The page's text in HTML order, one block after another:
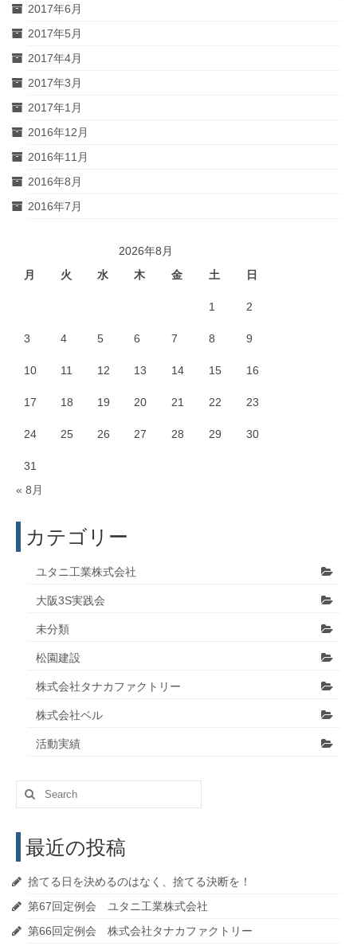
2017年6月
2017年5月
2017年4月
2017年3月
2017年1月
2016年12月
2016年11月
2016年8月
2016年7月
2026年8月
月
火 水 木 金 土 日
1 2
3 4 5 6 7 8 9
10 11 12 13 14 15 16
17 18 19 20 21 22 23
24 25 26 27 28 29 30
31
« 8月
カテゴリー
ユタニ工業株式会社
大阪3S実践会
未分類
松園建設
株式会社タナカファクトリー
株式会社ベル
活動実績
Search
for:
最近の投稿
捨てる日を決めるのはなく、捨てる決断を！
第67回定例会 ユタニ工業株式会社
第66回定例会 株式会社タナカファクトリー